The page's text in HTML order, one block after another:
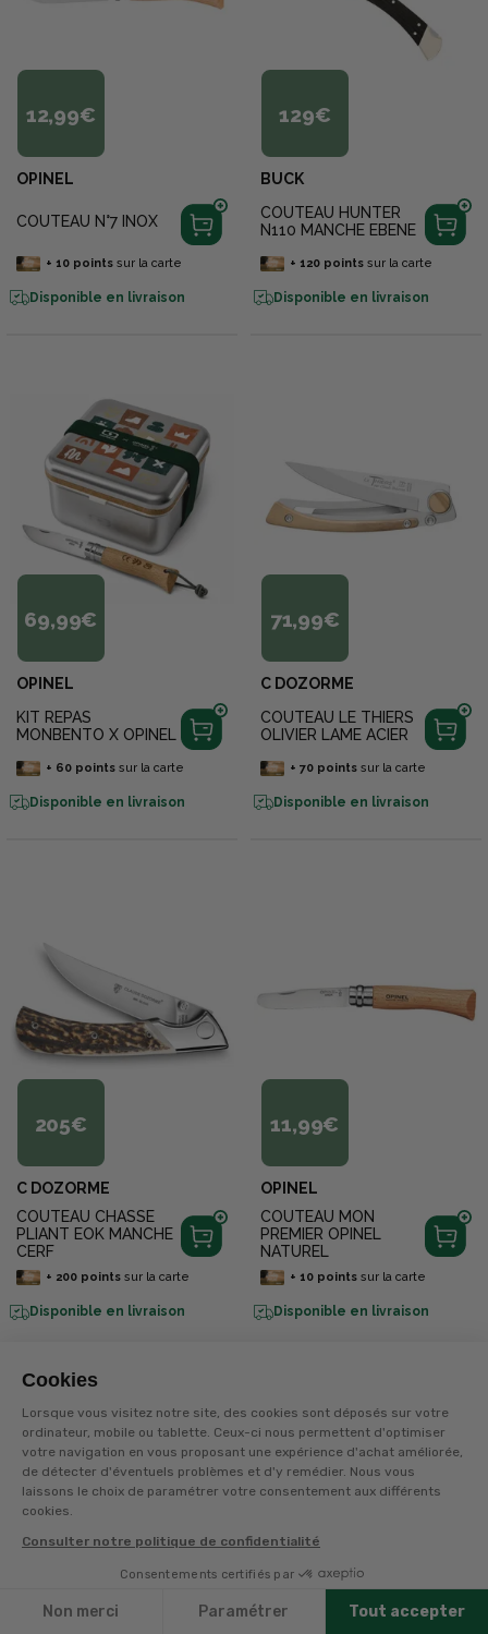
Cookies
Lorsque vous visitez notre site, des cookies sont déposés sur votre
ordinateur, mobile ou tablette. Ceux-ci nous permettent d'optimiser
votre navigation en vous proposant une expérience d'achat améliorée,
de détecter d'éventuels problèmes et d'y remédier. Nous vous
laissons le choix de paramétrer votre consentement aux différents
cookies.
Consulter notre politique de confidentialité
Consentements certifiés par
Non merci Paramétrer Tout accepter
Filtres
12,99€
OPINEL
COUTEAU N°7 INOX
+ 10pointssur la carte
Disponible en livraison
129€
BUCK
COUTEAU HUNTER
N110 MANCHE EBENE
+ 120pointssur la carte
Disponible en livraison
69,99€
OPINEL
KIT REPAS
MONBENTO X OPINEL
+ 60pointssur la carte
Disponible en livraison
71,99€
C DOZORME
COUTEAU LE THIERS
OLIVIER LAME ACIER
+ 70pointssur la carte
Disponible en livraison
205€
C DOZORME
COUTEAU CHASSE
PLIANT EOK MANCHE
CERF
+ 200pointssur la carte
Disponible en livraison
11,99€
OPINEL
COUTEAU MON
PREMIER OPINEL
NATUREL
+ 10pointssur la carte
Disponible en livraison